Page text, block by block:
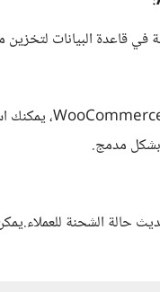
قاعدة البيانات
مدمج.
حالة الشحنة